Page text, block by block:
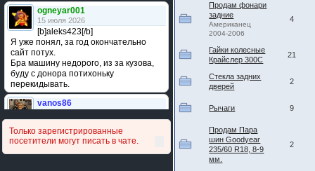
ogneyar001
15 июля 2026
[b]aleks423[/b]
Я уже понял, за год окончательно
сайт потух.
Бра машину недорого, из за кузова,
буду с донора потихоньку
перекидывать.
vanos86
сравнивал подушку акпп бензиновой и
дизельной машины намера
4578063AG и 4578061AG? По фото
Только зарегистрированные
посетители могут писать в чате.
Продам фонари
задние
Американец
2004-2006
4
Гайки колесные
Крайслер 300С
21
Стекла задних
дверей
2
Рычаги 9
Продам Пара
шин Goodyear
235/60 R18, 8-9
мм.
2